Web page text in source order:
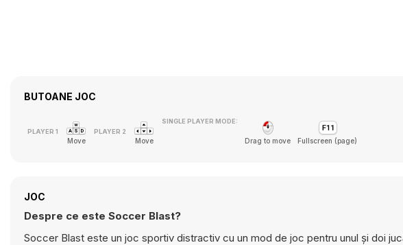
BUTOANE JOC
Move Move
SINGLE PLAYER MODE:
Drag to move Fullscreen (page)
JOC
Despre ce este Soccer Blast?
Soccer Blast este un joc sportiv distractiv cu un mod de joc pentru unul și doi